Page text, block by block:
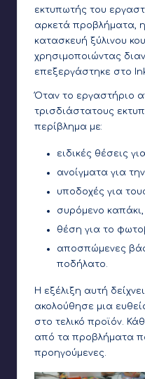
εκτυπωτής του
αρκετά προβλήματα,
κατασκευή ξύλινου
χρησιμοποιώντας
επεξεργάστηκε στο
Όταν το εργαστήριο
τρισδιάστατους
περίβλημα με:
ειδικές θέσεις
ανοίγματα για
υποδοχές για
συρόμενο καπάκι,
θέση για το
αποσπώμενες
ποδήλατο.
Η εξέλιξη αυτή
ακολούθησε μια
στο τελικό προϊόν.
από τα προβλήματα
προηγούμενες.